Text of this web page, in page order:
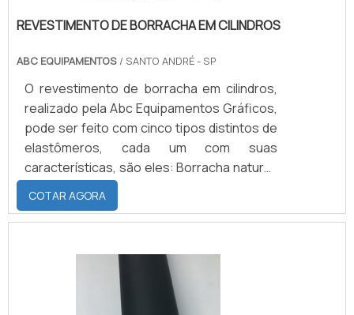
REVESTIMENTO DE BORRACHA EM CILINDROS
ABC EQUIPAMENTOS / SANTO ANDRÉ - SP
O revestimento de borracha em cilindros,
realizado pela Abc Equipamentos Gráficos,
pode ser feito com cinco tipos distintos de
elastômeros, cada um com suas
características, são eles: Borracha natural;
EPDM; Neoprene; Nitrilica; Silicone.Cada um
com características distintas e tipos de
resistência diferentes, por esse motivo é
por exemplo, se trabalha com verniz ou
tinta convencional, se aplica solvente para
fazer a limpeza do material, a temperatura
COTAR AGORA